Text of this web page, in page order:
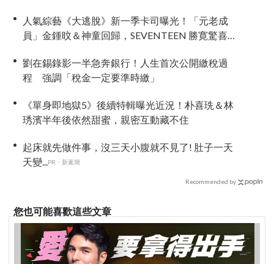
人氣綜藝《大逃脫》新一季卡司曝光！「元老成
員」金鍾旼＆神童回歸，SEVENTEEN 勝寛驚喜
劉在錫錄影一半急奔銀行！人生首次公開繳稅過
程 強調「稅金一定要準時繳」
《單身即地獄5》後續特輯曝光近況！朴喜珗＆林
琇濱半年後依然甜蜜，親密互動藏不住
起床就先做件事，沒三天小腹就不見了! 肚子一天
天變...
PR・新素簡
Recommended by
您也可能喜歡這些文章